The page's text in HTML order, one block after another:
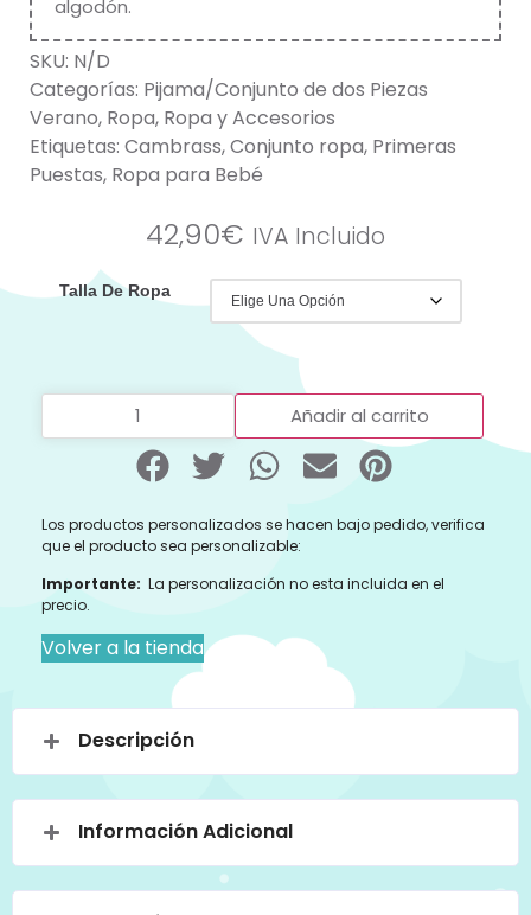
algodón.
SKU: N/D
Categorías: Pijama/Conjunto de dos Piezas
Verano, Ropa, Ropa y Accesorios
Etiquetas: Cambrass,Conjunto ropa, Primeras
Puestas, Ropa para Bebé
42,90€ IVA Incluido
Talla De Ropa
Añadir al carrito
Los productos personalizados se hacen bajo pedido, verifica
que el producto sea personalizable:
Importante: La personalización no esta incluida en el
precio.
Volver a la tienda
Descripción
Información Adicional